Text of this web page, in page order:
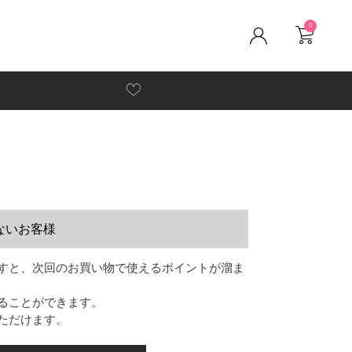
0
いお客様
と、次回のお買い物で使えるポイントが溜ま
ことができます。
だけます。